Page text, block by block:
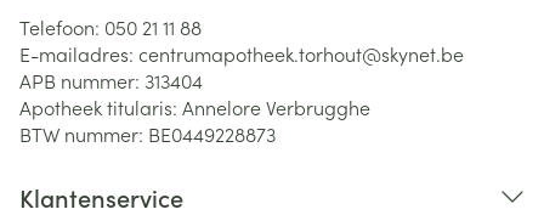
Telefoon: 050 21 11 88
E-mailadres: centrumapotheek.torhout@skynet.be
APB nummer: 313404
Apotheek titularis: Annelore Verbrugghe
BTW nummer: BE0449228873
Klantenservice